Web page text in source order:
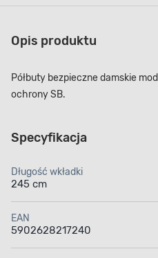
Opis produktu
Półbuty bezpieczne damskie
ochrony SB.
Specyfikacja
Długość wkładki
245 cm
EAN
5902628217240